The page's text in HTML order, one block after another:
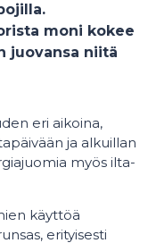
moni kokee
juovansa niitä
eri aikoina,
ja alkuillan
myös ilta-
käyttöä
erityisesti